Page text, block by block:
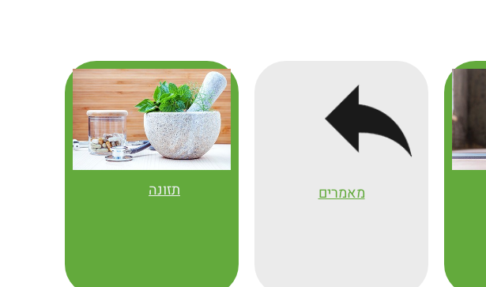
מאמרים תזונה